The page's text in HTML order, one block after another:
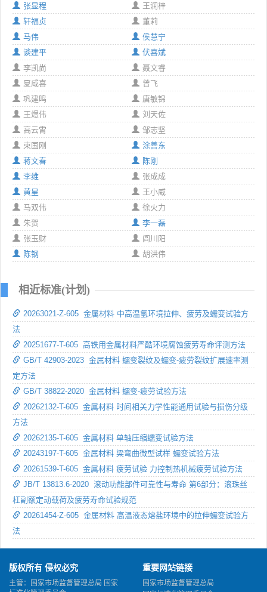
张显程
王润梓
轩福贞
董莉
马伟
侯慧宁
谈建平
伏喜斌
李凯尚
聂文睿
夏咸喜
曾飞
巩建鸣
唐敏锦
王煜伟
刘天佐
高云霄
邹志坚
束国刚
涂善东
蒋文春
陈刚
李维
张成成
黄星
王小威
马双伟
徐火力
朱贺
李一磊
张玉财
闾川阳
陈钢
胡洪伟
相近标准(计划)
20263021-Z-605 金属材料 中高温氢环境拉伸、疲劳及蠕变试验方
法
20251677-T-605 高铁用金属材料严酷环境腐蚀疲劳寿命评测方法
GB/T 42903-2023 金属材料 蠕变裂纹及蠕变-疲劳裂纹扩展速率测
定方法
GB/T 38822-2020 金属材料 蠕变-疲劳试验方法
20262132-T-605 金属材料 时间相关力学性能通用试验与损伤分级
方法
20262135-T-605 金属材料 单轴压缩蠕变试验方法
20243197-T-605 金属材料 梁弯曲微型试样 蠕变试验方法
20261539-T-605 金属材料 疲劳试验 力控制热机械疲劳试验方法
JB/T 13813.6-2020 滚动功能部件可靠性与寿命 第6部分：滚珠丝
杠副额定动载荷及疲劳寿命试验规范
20261454-Z-605 金属材料 高温液态熔盐环境中的拉伸蠕变试验方
法
版权所有 侵权必究
主管：国家市场监督管理总局 国家
重要网站链接
国家市场监督管理总局